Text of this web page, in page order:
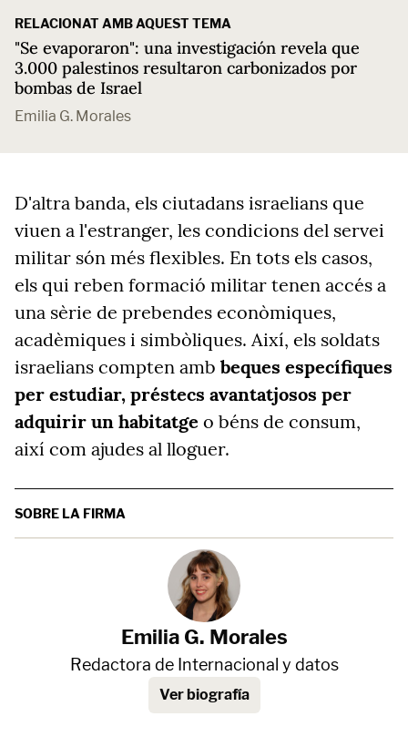
RELACIONAT AMB AQUEST TEMA
"Se evaporaron": una investigación revela que
3.000 palestinos resultaron carbonizados por
bombas de Israel
Emilia G. Morales
D'altra banda, els ciutadans israelians que
viuen a l'estranger, les condicions del servei
militar són més flexibles. En tots els casos,
els qui reben formació militar tenen accés a
una sèrie de prebendes econòmiques,
acadèmiques i simbòliques. Així, els soldats
israelians compten amb beques específiques
per estudiar, préstecs avantatjosos per
adquirir un habitatge o béns de consum,
així com ajudes al lloguer.
SOBRE LA FIRMA
Emilia G. Morales
Redactora de Internacional y datos
Ver biografía